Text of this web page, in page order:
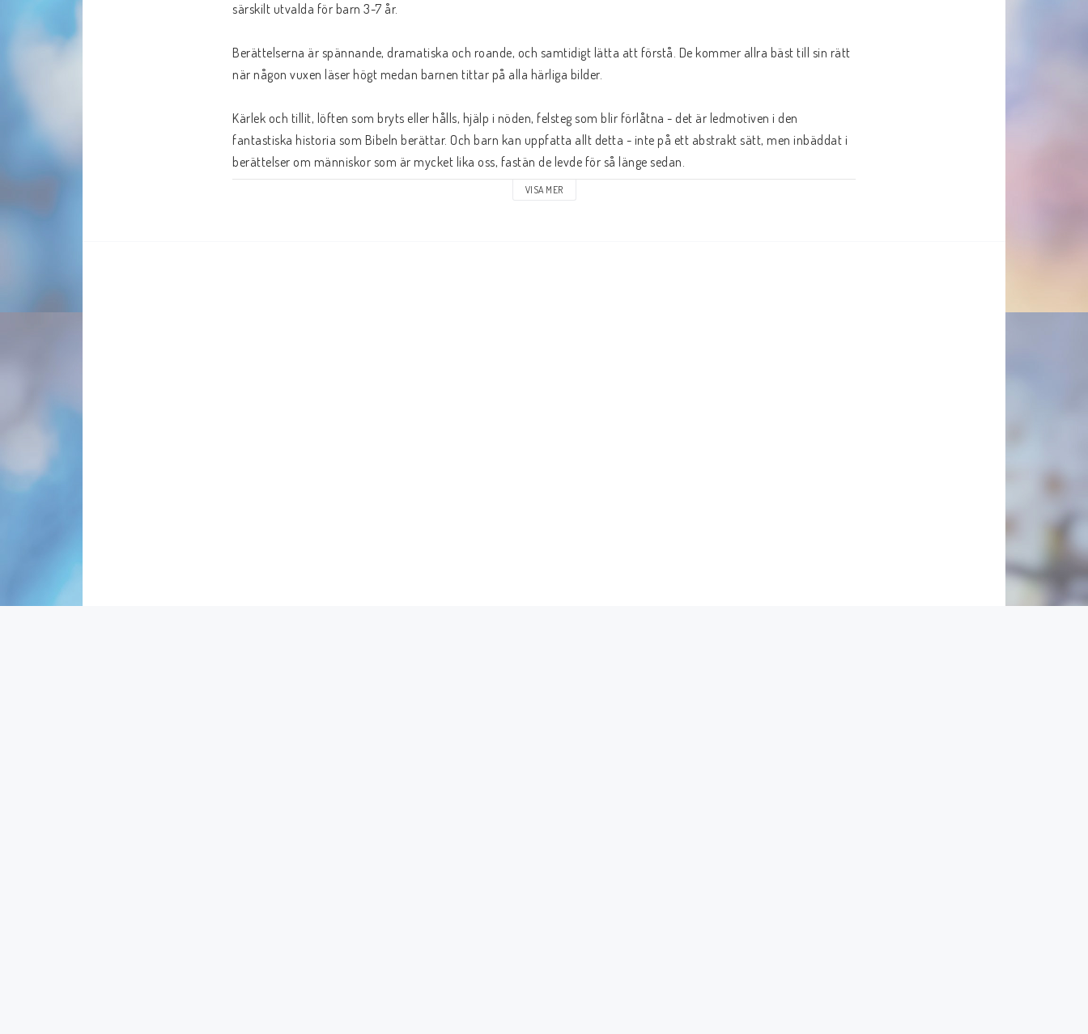
särskilt utvalda för barn 3-7 år.
Berättelserna är spännande, dramatiska och roande, och samtidigt lätta att förstå. De kommer allra bäst till sin rätt
när någon vuxen läser högt medan barnen tittar på alla härliga bilder.
Kärlek och tillit, löften som bryts eller hålls, hjälp i nöden, felsteg som blir förlåtna - det är ledmotiven i den
fantastiska historia som Bibeln berättar. Och barn kan uppfatta allt detta - inte på ett abstrakt sätt, men inbäddat i
VISA MER